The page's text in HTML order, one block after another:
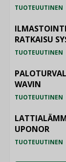
TUOTEUUTINEN
RATKAISU
TUOTEUUTINEN
WAVIN
TUOTEUUTINEN
UPONOR
TUOTEUUTINEN